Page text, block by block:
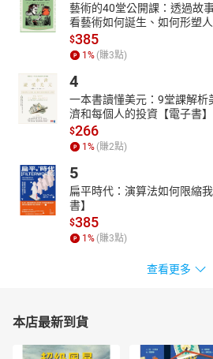
藝術的40堂公開課：透過故
看藝術如何誕生、如何形塑人
$385
1% (賺3點)
4
一本書讀懂美元：9堂課解
濟和每個人的投資【電子書】
$266
1% (賺2點)
5
扁平時代：演算法如何限縮
書】
$385
1% (賺3點)
查看更多
本店最新到貨